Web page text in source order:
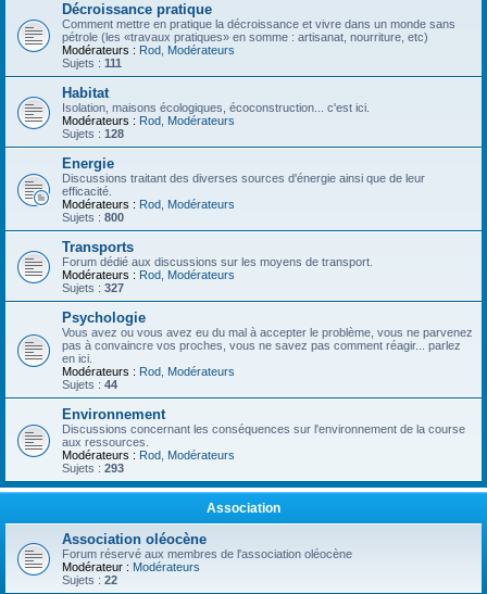
Décroissance pratique
Comment mettre en pratique la décroissance et vivre dans un monde sans
pétrole (les «travaux pratiques» en somme : artisanat, nourriture, etc)
Modérateurs : Rod Modérateurs
Sujets : 111
Habitat
Isolation, maisons écologiques, écoconstruction... c'est ici.
Modérateurs : Rod Modérateurs
Sujets : 128
Energie
Discussions traitant des diverses sources d'énergie ainsi que de leur
efficacité.
Modérateurs : Rod Modérateurs
Sujets : 800
Transports
Forum dédié aux discussions sur les moyens de transport.
Modérateurs : Rod Modérateurs
Sujets : 327
Psychologie
Vous avez ou vous avez eu du mal à accepter le problème, vous ne parvenez
pas à convaincre vos proches, vous ne savez pas comment réagir... parlez
en ici.
Modérateurs : Rod Modérateurs
Sujets : 44
Environnement
Discussions concernant les conséquences sur l'environnement de la course
aux ressources.
Modérateurs : Rod Modérateurs
Sujets : 293
Association
Association oléocène
Forum réservé aux membres de l'association oléocène
Modérateur : Modérateurs
Sujets : 22